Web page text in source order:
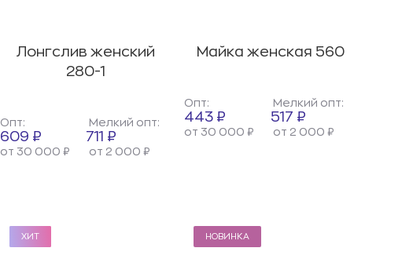
Лонгслив женский
280-1
Опт: Мелкий опт:
609 ₽ 711 ₽
от 30 000 ₽ от 2 000 ₽
Майка женская 560
Опт: Мелкий опт:
443 ₽ 517 ₽
от 30 000 ₽ от 2 000 ₽
ХИТ
ХИТ НОВИНКА